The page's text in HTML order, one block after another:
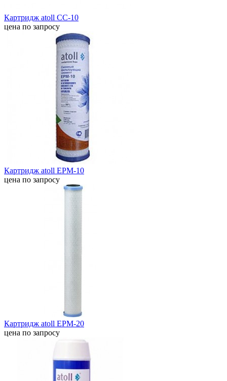
Картридж atoll CC-10
цена по запросу
Картридж atoll EPM-10
цена по запросу
Картридж atoll EPM-20
цена по запросу